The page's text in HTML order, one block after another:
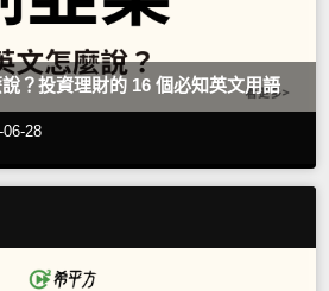
？投資理財的 16 個必知英文用語
06-28